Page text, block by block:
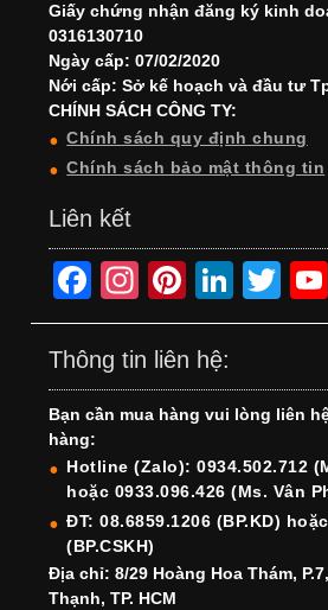
Giấy chứng nhận đăng ký kinh
0316130710
Ngày cấp: 07/02/2020
Nới cấp: Sở kế hoạch và đầu tư
CHÍNH SÁCH CÔNG TY:
Chính sách quy định chung
Chính sách bảo mật thông tin
Liên kết
F
a
c
e
b
o
o
k
In
st
a
gr
a
m
Pi
nt
er
e
st
Li
n
e
dI
n
T
wi
er
Thông tin liên hệ:
Bạn cần mua hàng vui lòng liên
hàng:
Hotline (Zalo): 0934.502.712
hoặc 0933.096.426 (Ms. Vân
ĐT: 08.6859.1206 (BP.KD)
(BP.CSKH)
Địa chỉ: 8/29 Hoàng Hoa Thám,
Thạnh, TP. HCM